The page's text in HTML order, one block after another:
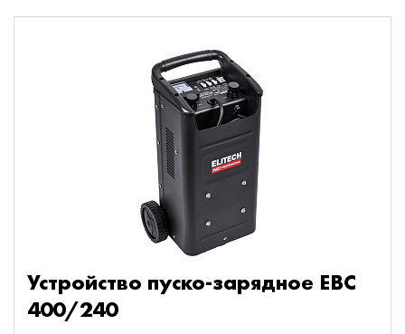
Устройство пуско-зарядное EBC
400/240